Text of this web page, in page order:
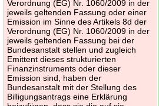
Verordnung (EG) Nr. 1060/2009 in der
jeweils geltenden Fassung oder einer
Emission im Sinne des Artikels 8d der
Verordnung (EG) Nr. 1060/2009 in der
jeweils geltenden Fassung bei der
Bundesanstalt stellen und zugleich
Emittent dieses strukturierten
Finanzinstruments oder dieser
Emission sind, haben der
Bundesanstalt mit der Stellung des
Billigungsantrags eine Erklärung